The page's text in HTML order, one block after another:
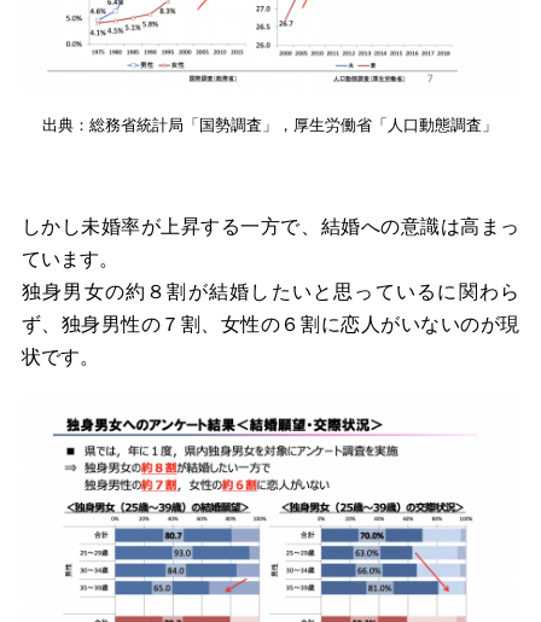
出典：総務省統計局「国勢調査」，厚生労働省「人口動態調査」
しかし未婚率が上昇する一方で、結婚への意識は高まっ
ています。
独身男女の約８割が結婚したいと思っているに関わら
ず、独身男性の７割、女性の６割に恋人がいないのが現
状です。